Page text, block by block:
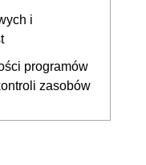
i
programów
zasobów